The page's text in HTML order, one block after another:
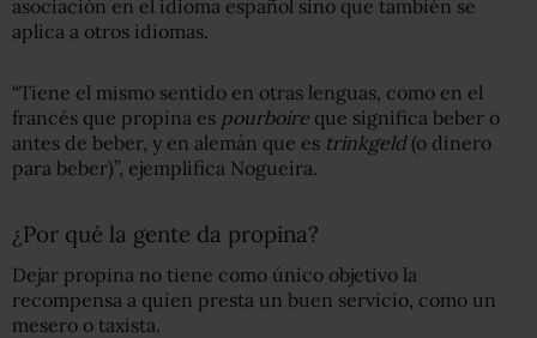
asociación en el idioma español sino que también se
aplica a otros idiomas.
“Tiene el mismo sentido en otras lenguas, como en el
francés que propina es pourboire que significa beber o
antes de beber, y en alemán que es trinkgeld(o dinero
para beber)”, ejemplifica Nogueira.
¿Por qué la gente da propina?
Dejar propina no tiene como único objetivo la
recompensa a quien presta un buen servicio, como un
mesero o taxista.